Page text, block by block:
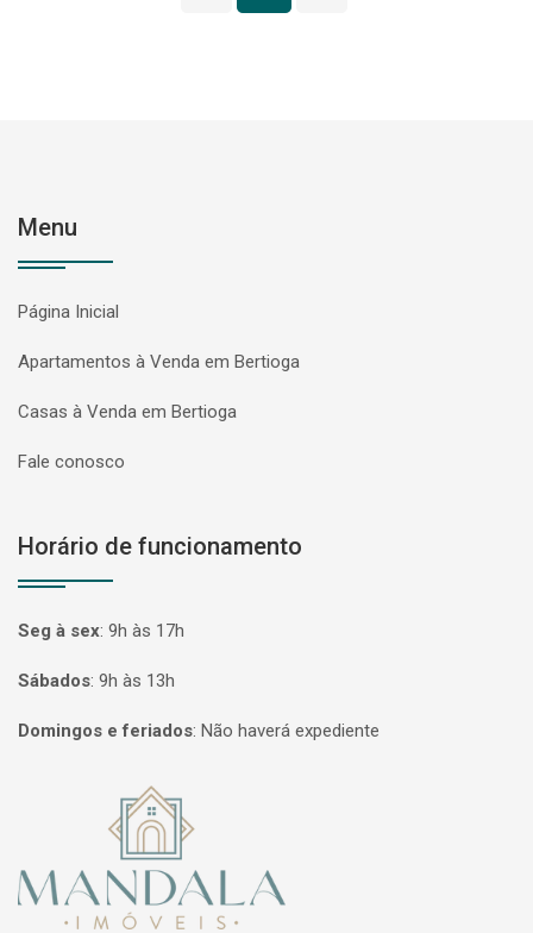
Menu
Página Inicial
Apartamentos à Venda em Bertioga
Casas à Venda em Bertioga
Fale conosco
Horário de funcionamento
Seg à sex: 9h às 17h
Sábados: 9h às 13h
Domingos e feriados: Não haverá expediente
Página inicial